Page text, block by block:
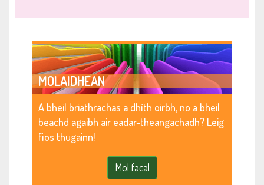
MOLAIDHEAN
A bheil briathrachas a dhìth oirbh, no a bheil
beachd agaibh air eadar-theangachadh? Leig
fios thugainn!
Mol facal